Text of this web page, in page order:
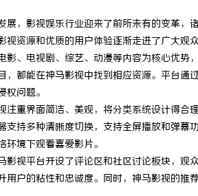
展，影视娱乐行业迎来了前所未有的变革
视资源和优质的用户体验逐渐走进了广大观
影、电视剧、综艺、动漫等内容为核心优
，都能在神马影视中找到相应资源。平台
权问题。
注重界面简洁、美观，将分类系统设计得
支持多种清晰度切换，支持全屏播放和弹
环境下观看喜爱影片。
影视平台开设了评论区和社区讨论板块，
用户的粘性和忠诚度。同时，神马影视的